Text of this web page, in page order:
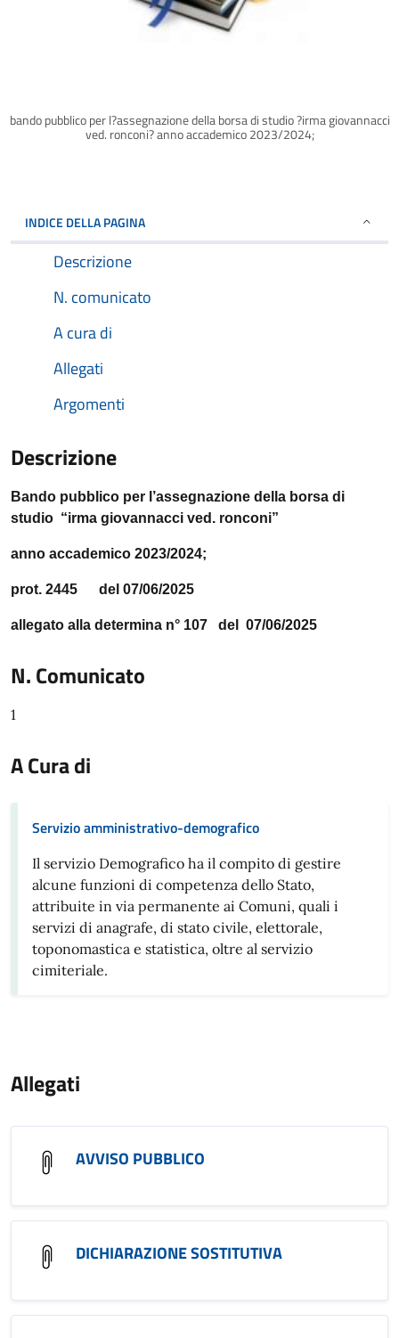
bando pubblico per l?assegnazione della borsa di studio ?irma giovannacci
ved. ronconi? anno accademico 2023/2024;
INDICE DELLA PAGINA
Descrizione
N. comunicato
A cura di
Allegati
Argomenti
Descrizione
Bando pubblico per l’assegnazione della borsa di
studio “irma giovannacci ved. ronconi”
anno accademico 2023/2024;
prot. 2445 del 07/06/2025
allegato alla determina n° 107 del 07/06/2025
N. Comunicato
1
A Cura di
Servizio amministrativo-demografico
Il servizio Demografico ha il compito di gestire
alcune funzioni di competenza dello Stato,
attribuite in via permanente ai Comuni, quali i
servizi di anagrafe, di stato civile, elettorale,
toponomastica e statistica, oltre al servizio
cimiteriale.
Allegati
AVVISO PUBBLICO
DICHIARAZIONE SOSTITUTIVA